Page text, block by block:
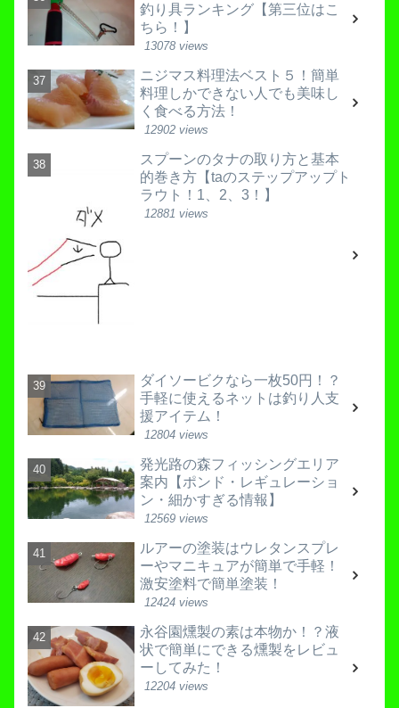
釣り具ランキング【第三位はこ
ちら！】
13078 views
ニジマス料理法ベスト５！簡単
料理しかできない人でも美味し
く食べる方法！
12902 views
スプーンのタナの取り方と基本
的巻き方【taのステップアップト
ラウト！1、2、3！】
12881 views
ダイソービクなら一枚50円！？
手軽に使えるネットは釣り人支
援アイテム！
12804 views
発光路の森フィッシングエリア
案内【ポンド・レギュレーショ
ン・細かすぎる情報】
12569 views
ルアーの塗装はウレタンスプレ
ーやマニキュアが簡単で手軽！
激安塗料で簡単塗装！
12424 views
永谷園燻製の素は本物か！？液
状で簡単にできる燻製をレビュ
ーしてみた！
12204 views